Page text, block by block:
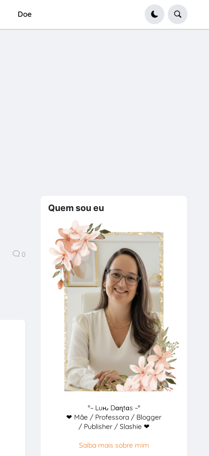
Doe
0
Quem sou eu
°~ Luԋ Dɑɳtɑs ~°
❤ Mãe / Professora / Blogger
/ Publisher / Slashie ❤
Saiba mais sobre mim